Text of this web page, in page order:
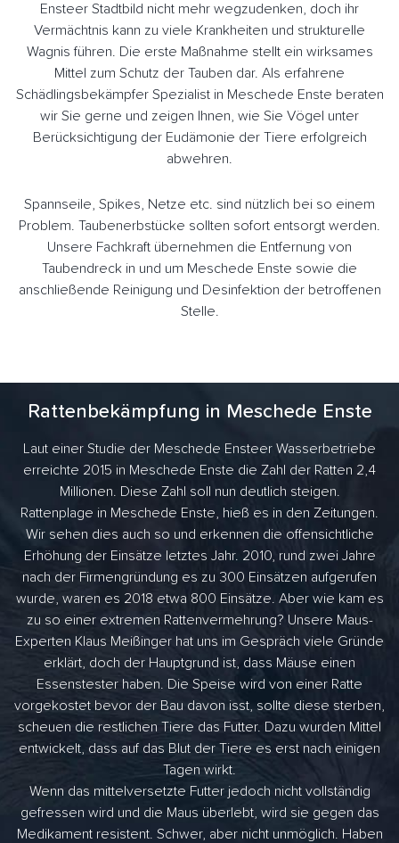
Ensteer Stadtbild nicht mehr wegzudenken, doch ihr
Vermächtnis kann zu viele Krankheiten und strukturelle
Wagnis führen. Die erste Maßnahme stellt ein wirksames
Mittel zum Schutz der Tauben dar. Als erfahrene
Schädlingsbekämpfer Spezialist in Meschede Enste beraten
wir Sie gerne und zeigen Ihnen, wie Sie Vögel unter
Berücksichtigung der Eudämonie der Tiere erfolgreich
abwehren.
Spannseile, Spikes, Netze etc. sind nützlich bei so einem
Problem. Taubenerbstücke sollten sofort entsorgt werden.
Unsere Fachkraft übernehmen die Entfernung von
Taubendreck in und um Meschede Enste sowie die
anschließende Reinigung und Desinfektion der betroffenen
Stelle.
Rattenbekämpfung in Meschede Enste
Laut einer Studie der Meschede Ensteer Wasserbetriebe
erreichte 2015 in Meschede Enste die Zahl der Ratten 2,4
Millionen. Diese Zahl soll nun deutlich steigen.
Rattenplage in Meschede Enste, hieß es in den Zeitungen.
Wir sehen dies auch so und erkennen die offensichtliche
Erhöhung der Einsätze letztes Jahr. 2010, rund zwei Jahre
nach der Firmengründung es zu 300 Einsätzen aufgerufen
wurde, waren es 2018 etwa 800 Einsätze. Aber wie kam es
zu so einer extremen Rattenvermehrung? Unsere Maus-
Experten Klaus Meißinger hat uns im Gespräch viele Gründe
erklärt, doch der Hauptgrund ist, dass Mäuse einen
Essenstester haben. Die Speise wird von einer Ratte
vorgekostet bevor der Bau davon isst, sollte diese sterben,
scheuen die restlichen Tiere das Futter. Dazu wurden Mittel
entwickelt, dass auf das Blut der Tiere es erst nach einigen
Tagen wirkt.
Wenn das mittelversetzte Futter jedoch nicht vollständig
gefressen wird und die Maus überlebt, wird sie gegen das
Medikament resistent. Schwer, aber nicht unmöglich. Haben